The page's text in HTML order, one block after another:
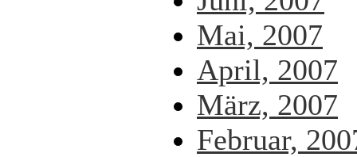
Mai, 2007
April, 2007
März, 2007
Februar,